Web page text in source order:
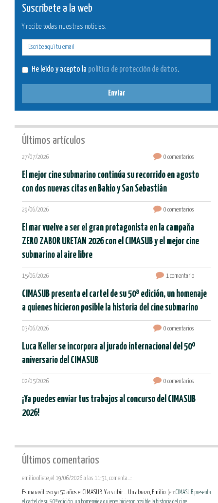
Suscríbete a la web
Y recibe todas nuestras noticias.
He leído y acepto la política de protección de datos.
Enviar
Últimos artículos
27/07/2026 0 comentarios
El mejor cine submarino continúa su recorrido en agosto
con dos nuevas citas en Bakio y San Sebastián
29/06/2026 0 comentarios
El mar vuelve a ser el gran protagonista en la campaña
ZERO ZABOR URETAN 2026 con el CIMASUB y el mejor cine
submarino al aire libre
15/06/2026 1 comentario
CIMASUB presenta el cartel de su 50ª edición, un homenaje
a quienes hicieron posible la historia del cine submarino
03/06/2026 0 comentarios
Luca Keller se incorpora al jurado internacional del 50º
aniversario del CIMASUB
02/05/2026 0 comentarios
¡Ya puedes enviar tus trabajos al concurso del CIMASUB
2026!
Últimos comentarios
emilio oliete, el 19/06/2026 a las 11:51, comenta...:
Es maravilloso ya 50 años el CIMASUB. Y a subir.... Un abrazo, Emilio. (en:CIMASUB presenta